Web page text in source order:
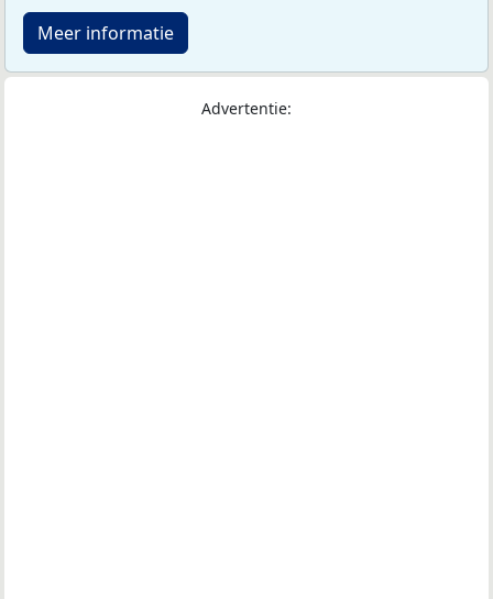
Meer informatie
Advertentie: